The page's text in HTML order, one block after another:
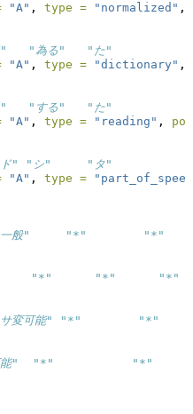
"A" , type = "normalized" ,
"   "為る"   "た"
"A" , type = "dictionary" ,
"   "する"   "た"
"A" , type = "reading" ,
ド" "シ"     "タ"
"A" , type =
詞" "一般"     "*"
"*"      "*"      "*"
" "サ変可能" "*"
可能"  "*"           "*"